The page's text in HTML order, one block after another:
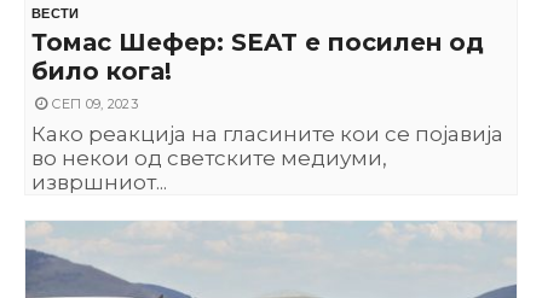
ВЕСТИ
Томас Шефер: SEAT е посилен од
било кога!
СЕП 09, 2023
Како реакција на гласините кои се појавија
во некои од светските медиуми,
извршниот...